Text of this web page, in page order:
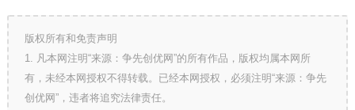
版权所有和免责声明
1. 凡本网注明“来源：争先创优网”的所有作品，版权均属本网所
有，未经本网授权不得转载。已经本网授权，必须注明“来源：争先
创优网”，违者将追究法律责任。